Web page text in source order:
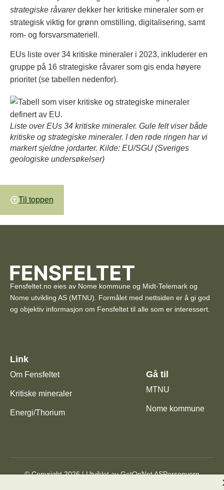
strategiske råvarerdekker her kritiske mineraler som er
strategisk viktig for grønn omstilling, digitalisering, samt
rom- og forsvarsmateriell.
EUs liste over 34 kritiske mineraler i 2023, inkluderer en
gruppe på 16 strategiske råvarer som gis enda høyere
prioritet (se tabellen nedenfor).
Liste over EUs 34 kritiske mineraler. Gule felt viser både
kritiske og strategiske mineraler. I den røde ringen har vi
markert sjeldne jordarter. Kilde: EU/SGU (Sveriges
geologiske undersøkelser)
Til toppen
Fensfeltet.no eies av Nome kommune og Midt-Telemark og
Nome utvikling AS (MTNU). Formålet med nettsiden er å gi god
og objektiv informasjon om Fensfeltet til alle som er interessert.
Link
Om Fensfeltet
Kritiske mineraler
Energi/Thorium
Gå til
MTNU
Nome kommune
© Copyright 2026 | Utviklet avGetOnNet ASPersonvern